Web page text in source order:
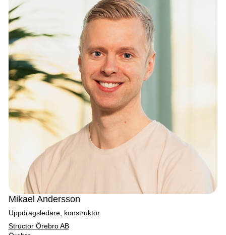
Mikael Andersson
Uppdragsledare, konstruktör
Structor Örebro AB